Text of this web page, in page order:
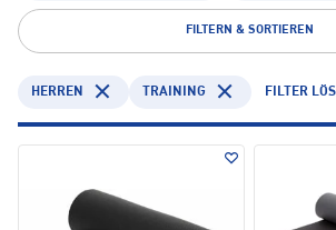
FILTERN & SORTIEREN
HERREN TRAINING FILTER